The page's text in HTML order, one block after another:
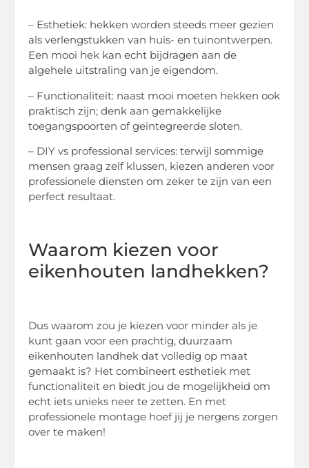
– Esthetiek: hekken worden steeds meer gezien
als verlengstukken van huis- en tuinontwerpen.
Een mooi hek kan echt bijdragen aan de
algehele uitstraling van je eigendom.
– Functionaliteit: naast mooi moeten hekken ook
praktisch zijn; denk aan gemakkelijke
toegangspoorten of geïntegreerde sloten.
– DIY vs professional services: terwijl sommige
mensen graag zelf klussen, kiezen anderen voor
professionele diensten om zeker te zijn van een
perfect resultaat.
Waarom kiezen voor
eikenhouten landhekken?
Dus waarom zou je kiezen voor minder als je
kunt gaan voor een prachtig, duurzaam
eikenhouten landhek dat volledig op maat
gemaakt is? Het combineert esthetiek met
functionaliteit en biedt jou de mogelijkheid om
echt iets unieks neer te zetten. En met
professionele montage hoef jij je nergens zorgen
over te maken!